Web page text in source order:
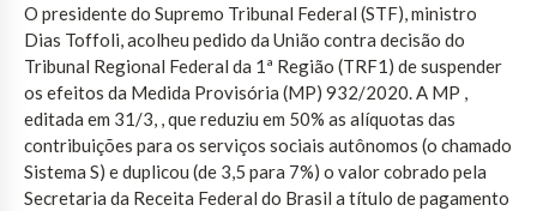
O presidente do Supremo Tribunal Federal (STF), ministro
Dias Toffoli, acolheu pedido da União contra decisão do
Tribunal Regional Federal da 1ª Região (TRF1) de suspender
os efeitos da Medida Provisória (MP) 932/2020. A MP ,
editada em 31/3, , que reduziu em 50% as alíquotas das
contribuições para os serviços sociais autônomos (o chamado
Sistema S) e duplicou (de 3,5 para 7%) o valor cobrado pela
Secretaria da Receita Federal do Brasil a título de pagamento